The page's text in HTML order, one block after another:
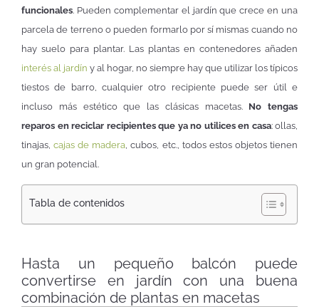
funcionales. Pueden complementar el jardín que crece en una
parcela de terreno o pueden formarlo por sí mismas cuando no
hay suelo para plantar. Las plantas en contenedores añaden
interés al jardín y al hogar, no siempre hay que utilizar los típicos
tiestos de barro, cualquier otro recipiente puede ser útil e
incluso más estético que las clásicas macetas. No tengas
reparos en reciclar recipientes que ya no utilices en casa: ollas,
tinajas,cajas de madera, cubos, etc., todos estos objetos tienen
un gran potencial.
Tabla de contenidos
Hasta un pequeño balcón puede
convertirse en jardín con una buena
combinación de plantas en macetas